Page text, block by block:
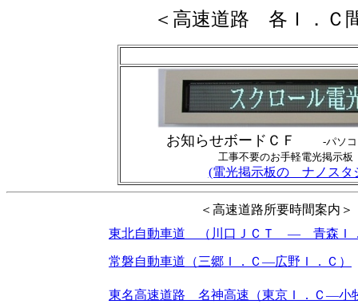
＜高速道路 各Ｉ．Ｃ
お知らせボードＣＦ
-パソ
工事不要のお手軽電光掲示
(電光掲示板の ナノス
＜高速道路所要時間案内＞
東北自動車道 （川口ＪＣＴ ― 青森Ｉ
常磐自動車道（三郷Ｉ．Ｃ―広野Ｉ．Ｃ）
東名高速道路 名神高速（東京Ｉ．Ｃ―小